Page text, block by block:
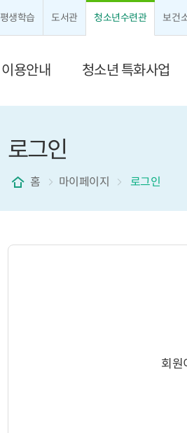
평생학습 도서관 청소년수련관 보건
이용안내 청소년 특화사업
로그인
홈 마이페이지 로그인
회원